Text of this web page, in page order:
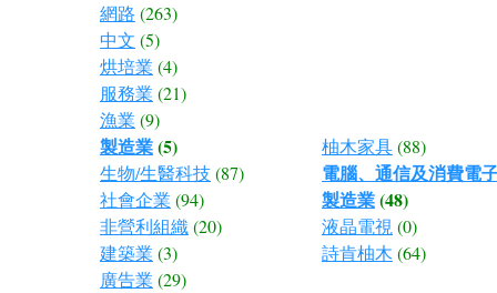
網路 (263)
中文 (5)
烘培業 (4)
服務業 (21)
漁業 (9)
製造業(5)
生物/生醫科技(87)
社會企業 (94)
非營利組織(20)
建築業 (3)
廣告業 (29)
柚木家具(88)
電腦、通信及消費電
製造業(48)
液晶電視(0)
詩肯柚木 (64)